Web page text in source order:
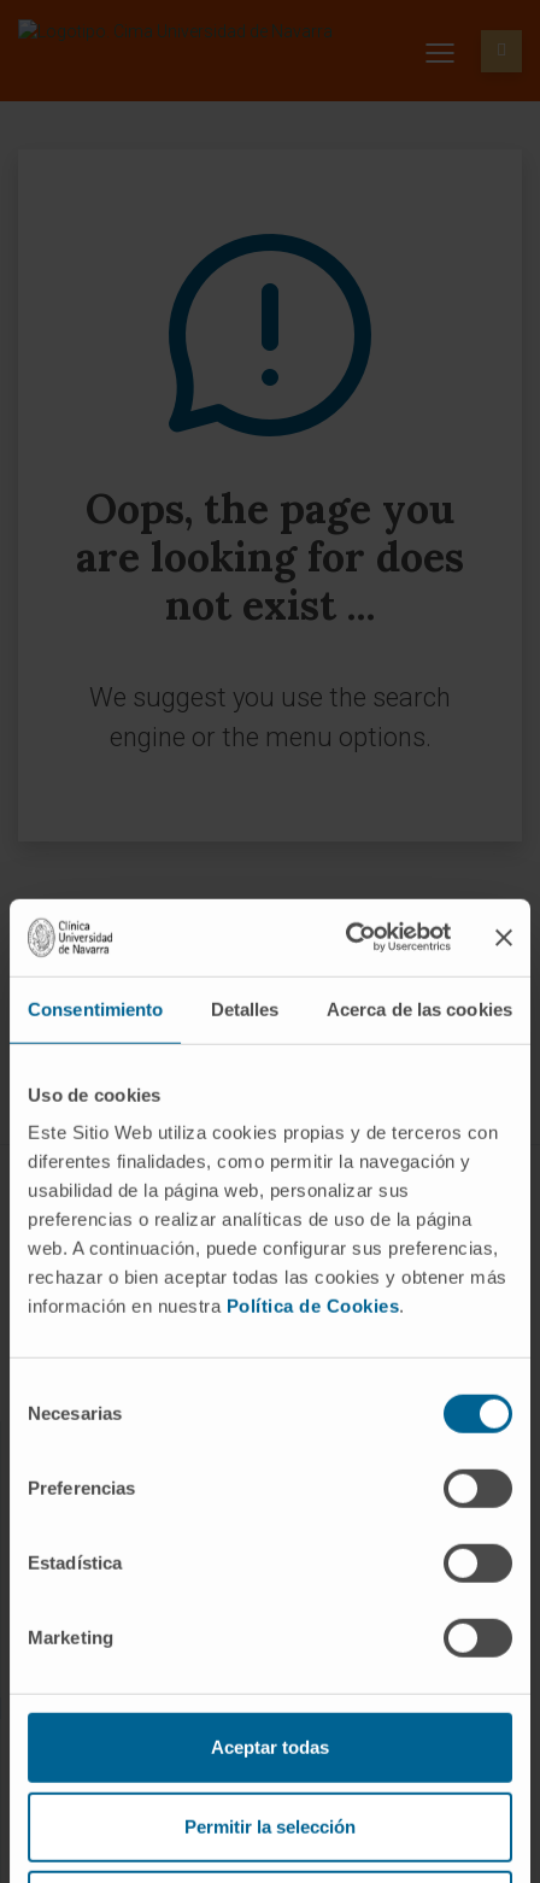
Consentimiento Detalles Acerca de las cookies
Uso de cookies
Este Sitio Web utiliza cookies propias y de terceros con
diferentes finalidades, como permitir la navegación y
usabilidad de la página web, personalizar sus
preferencias o realizar analíticas de uso de la página
web. A continuación, puede configurar sus preferencias,
rechazar o bien aceptar todas las cookies y obtener más
información en nuestra Política de Cookies.
Necesarias
Preferencias
Estadística
Marketing
Aceptar todas
Permitir la selección
Oops, the page you
are looking for does
not exist ...
We suggest you use the search
engine or the menu options.
ABOUT CIMA
Who we are
Research Center of the Clinica
Campus of the Universidad de Navarra
Our Researchers
Technology platforms